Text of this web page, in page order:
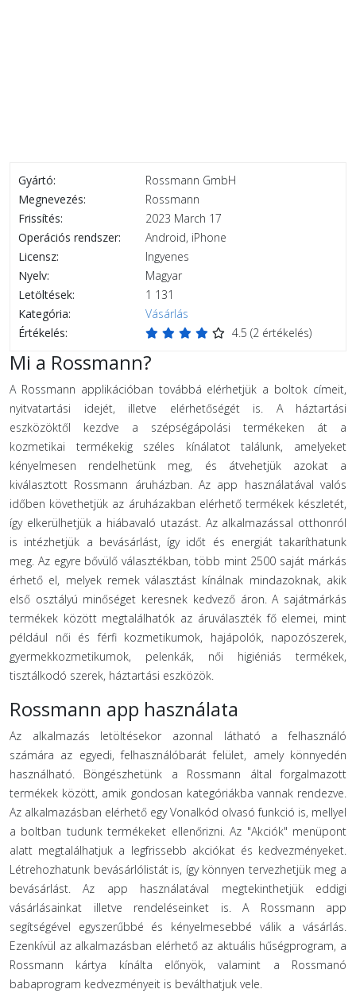
Gyártó:
Rossmann GmbH
Megnevezés:
Rossmann
Frissítés:
2023 March 17
Operációs rendszer:
Android, iPhone
Licensz:
Ingyenes
Nyelv:
Magyar
Letöltések:
1 131
Kategória:
Vásárlás
Értékelés:
4.5 (2 értékelés)
Mi a Rossmann?
A Rossmann applikációban továbbá elérhetjük a boltok címeit,
nyitvatartási idejét, illetve elérhetőségét is. A háztartási
eszközöktől kezdve a szépségápolási termékeken át a
kozmetikai termékekig széles kínálatot találunk, amelyeket
kényelmesen rendelhetünk meg, és átvehetjük azokat a
kiválasztott Rossmann áruházban. Az app használatával valós
időben követhetjük az áruházakban elérhető termékek készletét,
így elkerülhetjük a hiábavaló utazást. Az alkalmazással otthonról
is intézhetjük a bevásárlást, így időt és energiát takaríthatunk
meg. Az egyre bővülő választékban, több mint 2500 saját márkás
érhető el, melyek remek választást kínálnak mindazoknak, akik
első osztályú minőséget keresnek kedvező áron. A sajátmárkás
termékek között megtalálhatók az áruválaszték fő elemei, mint
például női és férfi kozmetikumok, hajápolók, napozószerek,
gyermekkozmetikumok, pelenkák, női higiéniás termékek,
tisztálkodó szerek, háztartási eszközök.
Rossmann app használata
Az alkalmazás letöltésekor azonnal látható a felhasználó
számára az egyedi, felhasználóbarát felület, amely könnyedén
használható. Böngészhetünk a Rossmann által forgalmazott
termékek között, amik gondosan kategóriákba vannak rendezve.
Az alkalmazásban elérhető egy Vonalkód olvasó funkció is, mellyel
a boltban tudunk termékeket ellenőrizni. Az "Akciók" menüpont
alatt megtalálhatjuk a legfrissebb akciókat és kedvezményeket.
Létrehozhatunk bevásárlólistát is, így könnyen tervezhetjük meg a
bevásárlást. Az app használatával megtekinthetjük eddigi
vásárlásainkat illetve rendeléseinket is. A Rossmann app
segítségével egyszerűbbé és kényelmesebbé válik a vásárlás.
Ezenkívül az alkalmazásban elérhető az aktuális hűségprogram, a
Rossmann kártya kínálta előnyök, valamint a Rossmanó
babaprogram kedvezményeit is beválthatjuk vele.